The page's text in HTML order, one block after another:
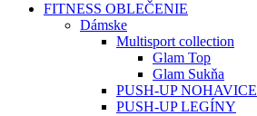
FITNESS OBLEČENIE
Dámske
Multisport collection
Glam Top
Glam Sukňa
PUSH-UP NOHAVICE
PUSH-UP LEGÍNY